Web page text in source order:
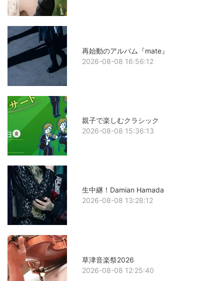
再始動のアルバム『mate』
2026-08-08 16:56:12
親子で楽しむクラシック
2026-08-08 15:36:13
生中継！Damian Hamada
2026-08-08 13:28:12
草津音楽祭2026
2026-08-08 12:25:40